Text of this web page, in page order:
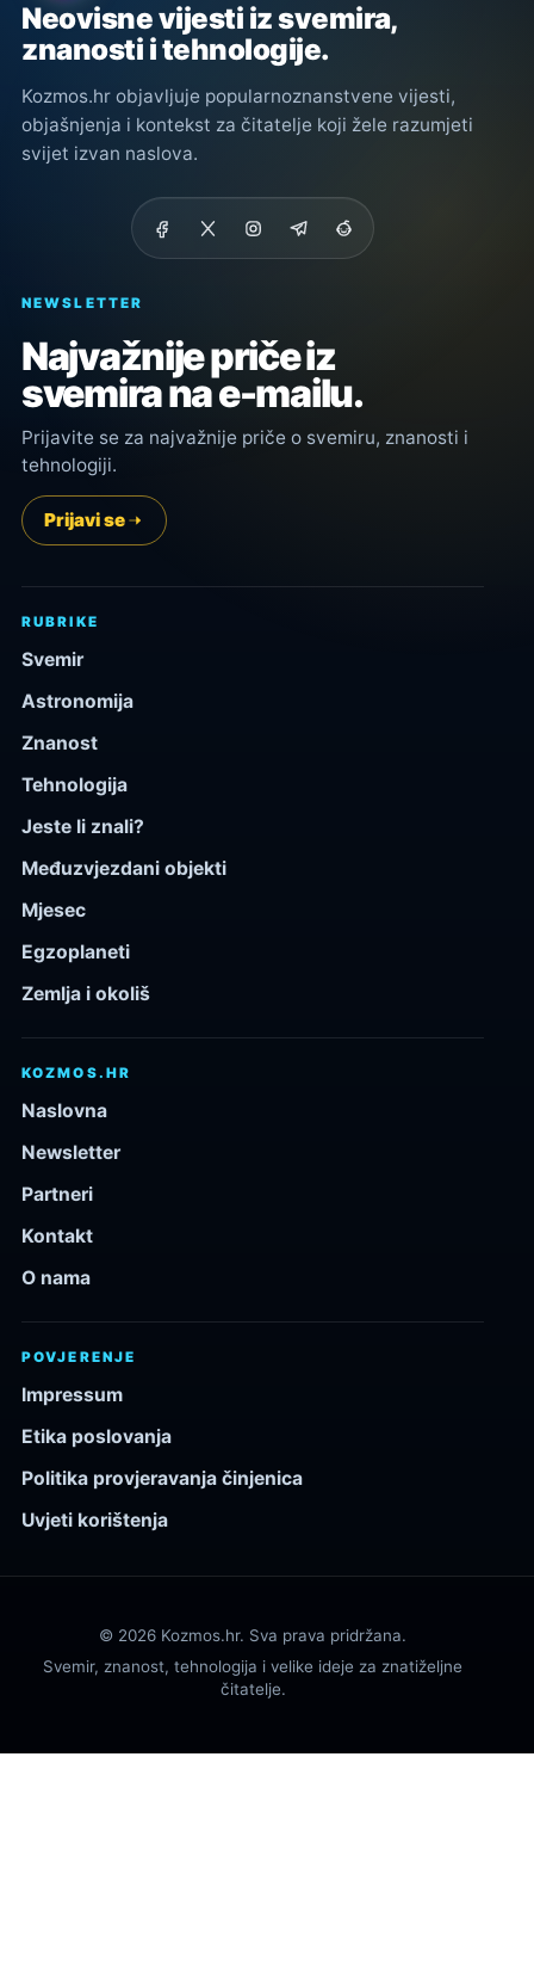
Neovisne vijesti iz svemira,
znanosti i tehnologije.
Kozmos.hr objavljuje popularnoznanstvene vijesti,
objašnjenja i kontekst za čitatelje koji žele razumjeti
svijet izvan naslova.
NEWSLETTER
Najvažnije priče iz
svemira na e-mailu.
Prijavite se za najvažnije priče o svemiru, znanosti i
tehnologiji.
Prijavi se
RUBRIKE
Svemir
Astronomija
Znanost
Tehnologija
Jeste li znali?
Međuzvjezdani objekti
Mjesec
Egzoplaneti
Zemlja i okoliš
KOZMOS.HR
Naslovna
Newsletter
Partneri
Kontakt
O nama
POVJERENJE
Impressum
Etika poslovanja
Politika provjeravanja činjenica
Uvjeti korištenja
© 2026 Kozmos.hr. Sva prava pridržana.
Svemir, znanost, tehnologija i velike ideje za znatiželjne
čitatelje.